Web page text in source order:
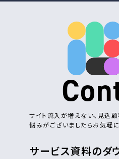
サイト流入が増えない、見込
悩みがございましたらお気軽に
サービス資料のダ